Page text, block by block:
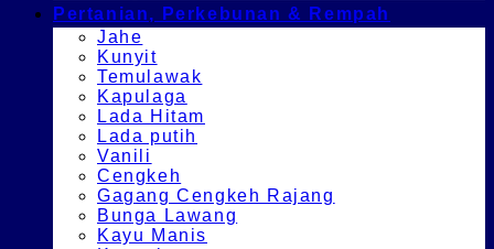
Pertanian, Perkebunan & Rempah
Jahe
Kunyit
Temulawak
Kapulaga
Lada Hitam
Lada putih
Vanili
Cengkeh
Gagang Cengkeh Rajang
Bunga Lawang
Kayu Manis